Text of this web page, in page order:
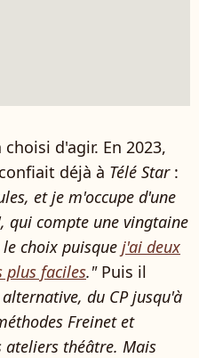
d'agir. En 2023,
déjà à Télé Star:
et je m'occupe d'une
qui compte une vingtaine
choix puisque j'ai deux
plus faciles."Puis il
du CP jusqu'à
Freinet et
ateliers théâtre. Mais